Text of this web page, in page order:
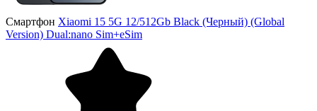
Смартфон Xiaomi 15 5G 12/512Gb Black (Черный) (Global
Version) Dual:nano Sim+eSim